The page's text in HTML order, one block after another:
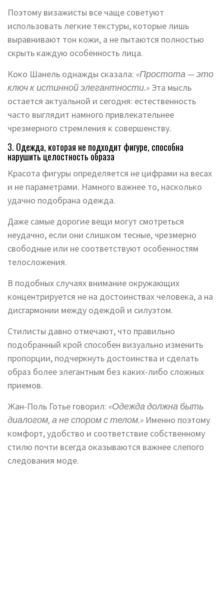
Поэтому визажисты все чаще советуют
использовать легкие текстуры, которые лишь
выравнивают тон кожи, а не пытаются полностью
скрыть каждую особенность лица.
Коко Шанель однажды сказала: «Простота — это
ключ к истинной элегантности.» Эта мысль
остается актуальной и сегодня: естественность
часто выглядит намного привлекательнее
чрезмерного стремления к совершенству.
3. Одежда, которая не подходит фигуре, способна
нарушить целостность образа
Красота фигуры определяется не цифрами на весах
и не параметрами. Намного важнее то, насколько
удачно подобрана одежда.
Даже самые дорогие вещи могут смотреться
неудачно, если они слишком тесные, чрезмерно
свободные или не соответствуют особенностям
телосложения.
В подобных случаях внимание окружающих
концентрируется не на достоинствах человека, а на
дисгармонии между одеждой и силуэтом.
Стилисты давно отмечают, что правильно
подобранный крой способен визуально изменить
пропорции, подчеркнуть достоинства и сделать
образ более элегантным без каких-либо сложных
приемов.
Жан-Поль Готье говорил: «Одежда должна быть
диалогом, а не спором с телом.» Именно поэтому
комфорт, удобство и соответствие собственному
стилю почти всегда оказываются важнее слепого
следования моде.